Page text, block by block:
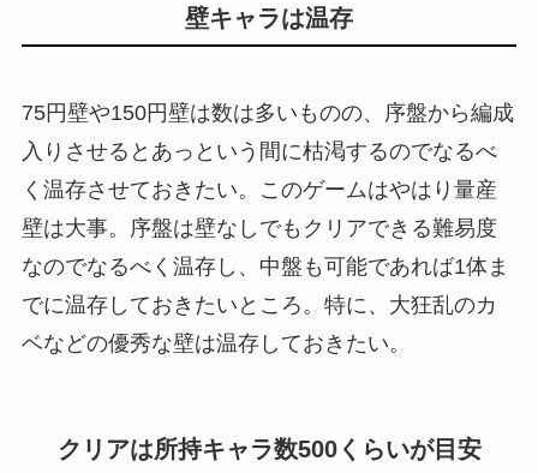
壁キャラは温存
75円壁や150円壁は数は多いものの、序盤から編成
入りさせるとあっという間に枯渇するのでなるべ
く温存させておきたい。このゲームはやはり量産
壁は大事。序盤は壁なしでもクリアできる難易度
なのでなるべく温存し、中盤も可能であれば1体ま
でに温存しておきたいところ。特に、大狂乱のカ
ベなどの優秀な壁は温存しておきたい。
クリアは所持キャラ数500くらいが目安